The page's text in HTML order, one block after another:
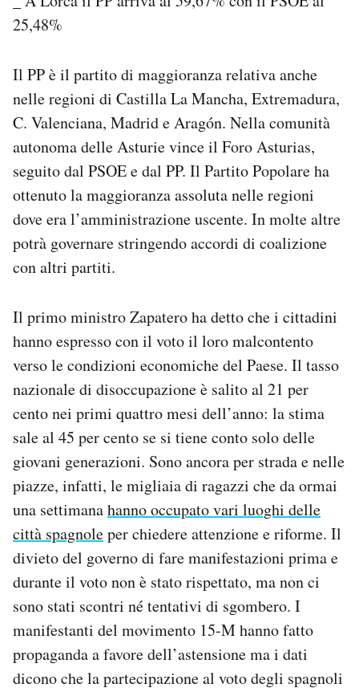
25,48%
Il PP è il partito di maggioranza relativa anche
nelle regioni di Castilla La Mancha, Extremadura,
C. Valenciana, Madrid e Aragón. Nella comunità
autonoma delle Asturie vince il Foro Asturias,
seguito dal PSOE e dal PP. Il Partito Popolare ha
ottenuto la maggioranza assoluta nelle regioni
dove era l’amministrazione uscente. In molte altre
potrà governare stringendo accordi di coalizione
con altri partiti.
Il primo ministro Zapatero ha detto che i cittadini
hanno espresso con il voto il loro malcontento
verso le condizioni economiche del Paese. Il tasso
nazionale di disoccupazione è salito al 21 per
cento nei primi quattro mesi dell’anno: la stima
sale al 45 per cento se si tiene conto solo delle
giovani generazioni. Sono ancora per strada e nelle
piazze, infatti, le migliaia di ragazzi che da ormai
una settimanahanno occupato vari luoghi delle
città spagnoleper chiedere attenzione e riforme. Il
divieto del governo di fare manifestazioni prima e
durante il voto non è stato rispettato, ma non ci
sono stati scontri né tentativi di sgombero. I
manifestanti del movimento 15-M hanno fatto
propaganda a favore dell’astensione ma i dati
dicono che la partecipazione al voto degli spagnoli